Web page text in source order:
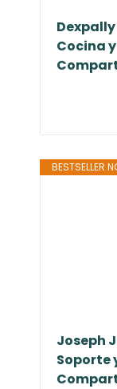
Cocina
BESTSELLER
Joseph
Soporte